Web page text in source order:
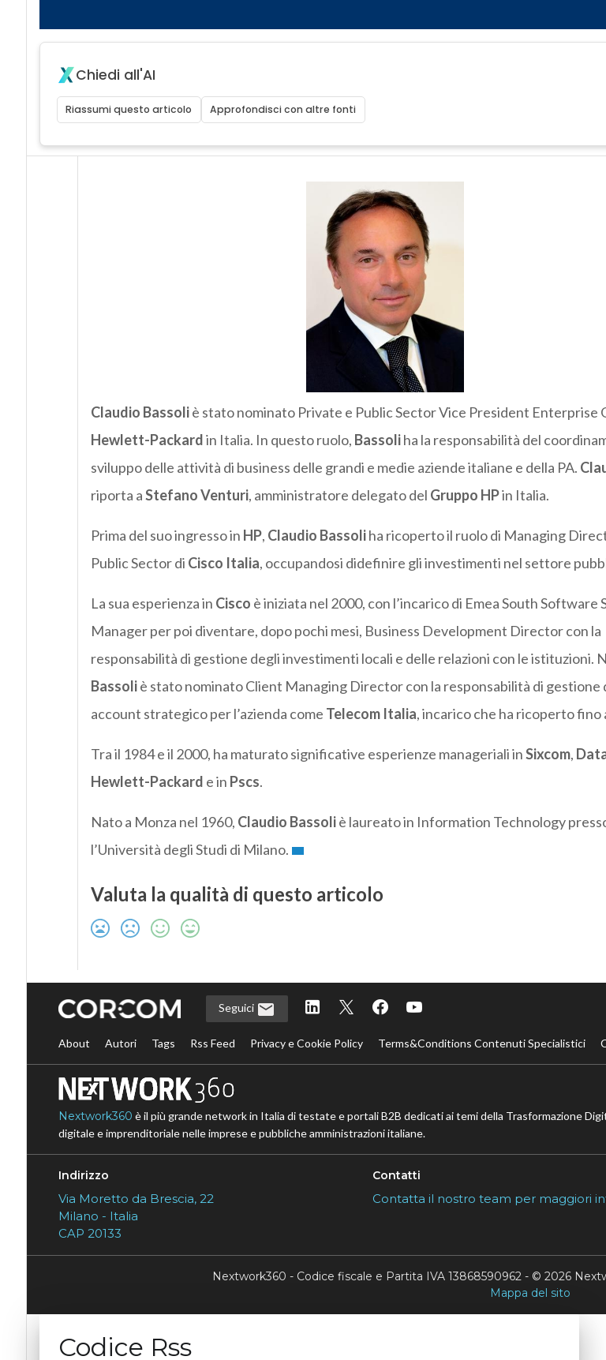
Chiedi all'AI
Riassumi questo articolo Approfondisci con altre fonti
Claudio Bassoliè stato nominato Private e Public Sector Vice President Enterprise
Hewlett-Packardin Italia. In questo ruolo, Bassoliha la responsabilità del
sviluppo delle attività di business delle grandi e medie aziende italiane e della PA.
riporta aStefano Venturi, amministratore delegato del Gruppo HPin Italia.
Prima del suo ingresso in HP, Claudio Bassoliha ricoperto il ruolo di Managing
Public Sector di Cisco Italia, occupandosi didefinire gli investimenti nel settore
La sua esperienza in Cisco è iniziata nel 2000, con l’incarico di Emea South Software
Manager per poi diventare, dopo pochi mesi, Business Development Director con la
responsabilità di gestione degli investimenti locali e delle relazioni con le istituzioni.
Bassoliè stato nominato Client Managing Director con la responsabilità di gestione
account strategico per l’azienda come Telecom Italia, incarico che ha ricoperto fino
Tra il 1984 e il 2000, ha maturato significative esperienze manageriali inSixcom,
Hewlett-Packard e in Pscs.
Nato a Monza nel 1960, Claudio Bassoliè laureato in Information Technology
l’Università degli Studi di Milano.
Valuta la qualità di questo articolo
Seguici
About Autori Tags Rss Feed Privacy e Cookie Policy Terms&Conditions Contenuti Specialistici
Nextwork360 è il più grande network in Italia di testate e portali B2B dedicati ai temi della Trasformazione
digitale e imprenditoriale nelle imprese e pubbliche amministrazioni italiane.
Indirizzo
Via Moretto da Brescia, 22
Milano - Italia
CAP 20133
Contatti
Contatta il nostro team per maggiori
Nextwork360 - Codice fiscale e Partita IVA 13868590962 - © 2026
Mappa del sito
Codice Rss